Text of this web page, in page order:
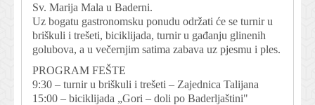
Sv. Marija Mala u Baderni.
Uz bogatu gastronomsku ponudu održati će se turnir u
briškuli i trešeti, biciklijada, turnir u gađanju glinenih
golubova, a u večernjim satima zabava uz pjesmu i ples.
PROGRAM FEŠTE
9:30 – turnir u briškuli i trešeti – Zajednica Talijana
15:00 – biciklijada „Gori – doli po Baderljaštini"